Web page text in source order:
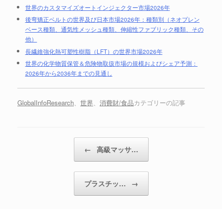
世界のカスタマイズオートインジェクター市場2026年
後弯矯正ベルトの世界及び日本市場2026年：種類別（ネオプレン
ベース種類、通気性メッシュ種類、伸縮性ファブリック種類、その
他）
長繊維強化熱可塑性樹脂（LFT）の世界市場2026年
世界の化学物質保管＆危険物取扱市場の規模およびシェア予測：
2026年から2036年までの見通し
GlobalInfoResearch、 世界、 消費財/食品カテゴリーの記事
← 高級マッサ…
プラスチッ… →